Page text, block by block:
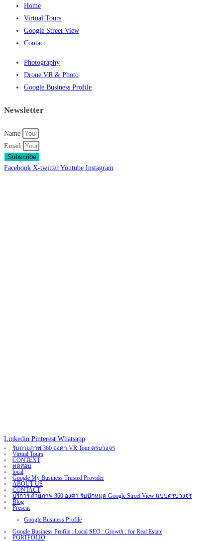
Home
Virtual Tours
Google Street View
Contact
Photography
Drone VR & Photo
Google Business Profile
Newsletter
Name
Email
Subscribe
Facebook X-twitter Youtube Instagram
Linkedin Pinterest Whatsapp
รับถ่ายภาพ 360 องศา VR Tour ครบวงจร
Virtual Tours
CONTENT
ทดสอบ
local
Google My Business Trusted Provider
ABOUT US
CONTACT
บริการ ถ่ายภาพ 360 องศา รับปักหมุด Google Street View แบบครบวงจร
Blog
Present
Google Business Profile
Google Business Profile : Local SEO : Growth : for Real Estate
PORTFOLIO